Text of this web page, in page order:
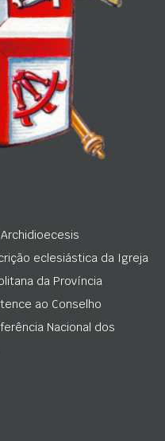
eclesiástica da Igreja
da Província
ao Conselho
Nacional dos